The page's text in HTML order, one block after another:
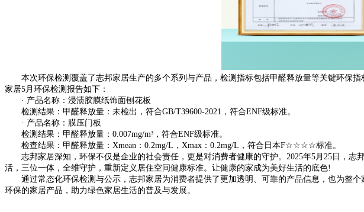
本次环保检测覆盖了志邦家居生产的多个系列与产品，检测指标包括甲醛释放量等关键环保
家居5月环保检测报告如下：
· 产品名称：浸渍胶膜纸饰面刨花板
检测结果：甲醛释放量：未检出，符合GB/T39600-2021，符合ENF级标准。
· 产品名称：膜压门板
检测结果：甲醛释放量：0.007mg/m³，符合ENF级标准。
检查结果：甲醛释放量：Xmean：0.2mg/L，Xmax：0.2mg/L，符合日本F☆☆☆☆标准。
志邦家居深知，环保不仅是企业的社会责任，更是对消费者健康的守护。2025年5月25日，志
活，三位一体，全维守护，重新定义居住空间健康标准。让健康的家成为美好生活的底色!
通过常态化环保检测与公示，志邦家居为消费者提供了更加透明、可靠的产品信息，也为整个
环保的家居产品，助力绿色家居生活的普及与发展。